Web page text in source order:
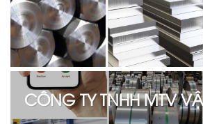
CÔNG TY TNHH MTV